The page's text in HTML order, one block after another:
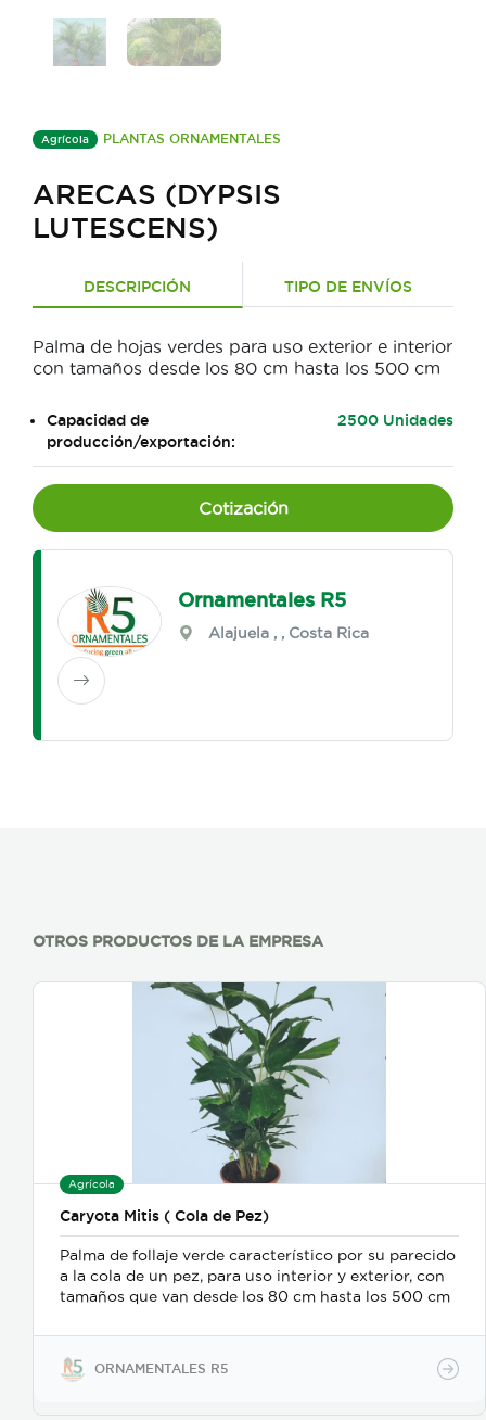
Agrícola PLANTAS ORNAMENTALES
ARECAS (DYPSIS
LUTESCENS)
DESCRIPCIÓN TIPO DE ENVÍOS
Palma de hojas verdes para uso exterior e interior
con tamaños desde los 80 cm hasta los 500 cm
Capacidad de
producción/exportación:
2500 Unidades
Cotización
Ornamentales R5
Alajuela , , Costa Rica
OTROS PRODUCTOS DE LA EMPRESA
Agrícola
Caryota Mitis ( Cola de Pez)
Palma de follaje verde característico por su parecido
a la cola de un pez, para uso interior y exterior, con
tamaños que van desde los 80 cm hasta los 500 cm
ORNAMENTALES R5